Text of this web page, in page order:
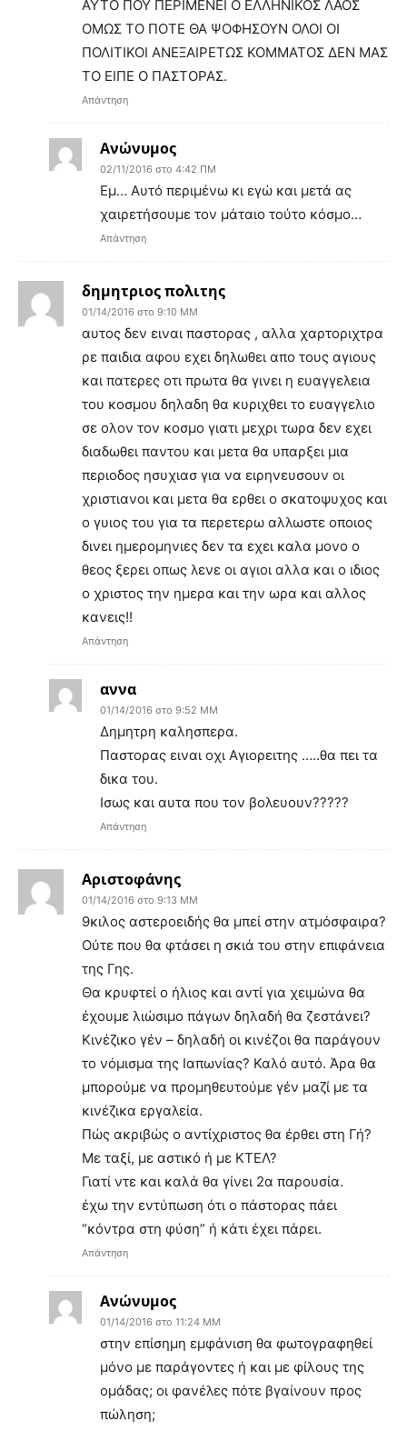
ΑΥΤΟ ΠΟΥ ΠΕΡΙΜΕΝΕΙ Ο ΕΛΛΗΝΙΚΟΣ ΛΑΟΣ
ΟΜΩΣ ΤΟ ΠΟΤΕ ΘΑ ΨΟΦΗΣΟΥΝ ΟΛΟΙ ΟΙ
ΠΟΛΙΤΙΚΟΙ ΑΝΕΞΑΙΡΕΤΩΣ ΚΟΜΜΑΤΟΣ ΔΕΝ ΜΑΣ
ΤΟ ΕΙΠΕ Ο ΠΑΣΤΟΡΑΣ.
Απάντηση
Ανώνυμος
02/11/2016 στο 4:42 ΠΜ
Εμ… Αυτό περιμένω κι εγώ και μετά ας
χαιρετήσουμε τον μάταιο τούτο κόσμο…
Απάντηση
δημητριος πολιτης
01/14/2016 στο 9:10 ΜΜ
αυτος δεν ειναι παστορας , αλλα χαρτοριχτρα
ρε παιδια αφου εχει δηλωθει απο τους αγιους
και πατερες οτι πρωτα θα γινει η ευαγγελεια
του κοσμου δηλαδη θα κυριχθει το ευαγγελιο
σε ολον τον κοσμο γιατι μεχρι τωρα δεν εχει
διαδωθει παντου και μετα θα υπαρξει μια
περιοδος ησυχιασ για να ειρηνευσουν οι
χριστιανοι και μετα θα ερθει ο σκατοψυχος και
ο γυιος του για τα περετερω αλλωστε οποιος
δινει ημερομηνιες δεν τα εχει καλα μονο ο
θεος ξερει οπως λενε οι αγιοι αλλα και ο ιδιος
ο χριστος την ημερα και την ωρα και αλλος
κανεις!!
Απάντηση
αννα
01/14/2016 στο 9:52 ΜΜ
Δημητρη καλησπερα.
Παστορας ειναι οχι Αγιορειτης …..θα πει τα
δικα του.
Ισως και αυτα που τον βολευουν?????
Απάντηση
Αριστοφάνης
01/14/2016 στο 9:13 ΜΜ
9κιλος αστεροειδής θα μπεί στην ατμόσφαιρα?
Ούτε που θα φτάσει η σκιά του στην επιφάνεια
της Γης.
Θα κρυφτεί ο ήλιος και αντί για χειμώνα θα
έχουμε λιώσιμο πάγων δηλαδή θα ζεστάνει?
Κινέζικο γέν – δηλαδή οι κινέζοι θα παράγουν
το νόμισμα της Ιαπωνίας? Καλό αυτό. Άρα θα
μπορούμε να προμηθευτούμε γέν μαζί με τα
κινέζικα εργαλεία.
Πώς ακριβώς ο αντίχριστος θα έρθει στη Γή?
Με ταξί, με αστικό ή με ΚΤΕΛ?
Γιατί ντε και καλά θα γίνει 2α παρουσία.
έχω την εντύπωση ότι ο πάστορας πάει
“κόντρα στη φύση” ή κάτι έχει πάρει.
Απάντηση
Ανώνυμος
01/14/2016 στο 11:24 ΜΜ
στην επίσημη εμφάνιση θα φωτογραφηθεί
μόνο με παράγοντες ή και με φίλους της
ομάδας; οι φανέλες πότε βγαίνουν προς
πώληση;